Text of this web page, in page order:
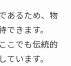
あるため、物
きます。
こでも伝統的
います。